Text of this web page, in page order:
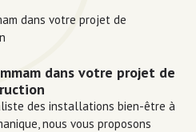
dans votre projet de
des installations bien-être à
nous vous proposons